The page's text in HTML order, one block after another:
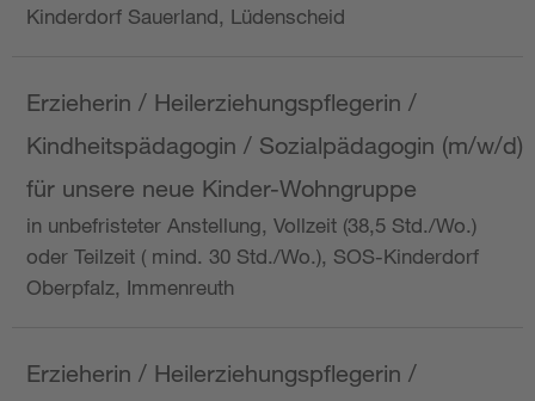
Kinderdorf Sauerland, Lüdenscheid
Erzieherin / Heilerziehungspflegerin /
Kindheitspädagogin / Sozialpädagogin (m/w/d)
für unsere neue Kinder-Wohngruppe
in unbefristeter Anstellung, Vollzeit (38,5 Std./Wo.)
oder Teilzeit ( mind. 30 Std./Wo.), SOS-Kinderdorf
Oberpfalz, Immenreuth
Erzieherin / Heilerziehungspflegerin /